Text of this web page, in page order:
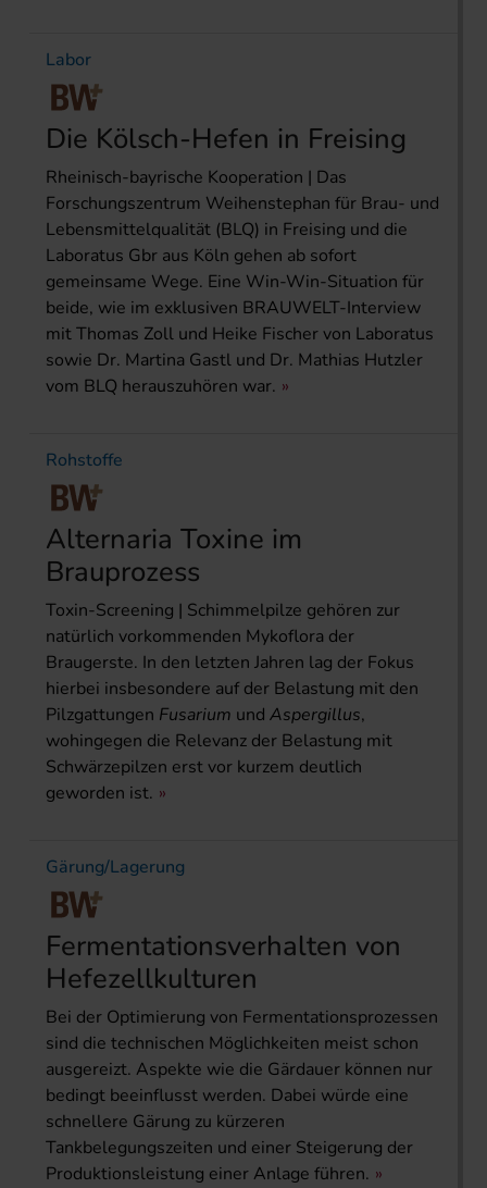
Labor
Die Kölsch-Hefen in Freising
Rheinisch-bayrische Kooperation | Das
Forschungszentrum Weihenstephan für Brau- und
Lebensmittelqualität (BLQ) in Freising und die
Laboratus Gbr aus Köln gehen ab sofort
gemeinsame Wege. Eine Win-Win-Situation für
beide, wie im exklusiven BRAUWELT-Interview
mit Thomas Zoll und Heike Fischer von Laboratus
sowie Dr. Martina Gastl und Dr. Mathias Hutzler
vom BLQ herauszuhören war.
Rohstoffe
Alternaria Toxine im
Brauprozess
Toxin-Screening | Schimmelpilze gehören zur
natürlich vorkommenden Mykoflora der
Braugerste. In den letzten Jahren lag der Fokus
hierbei insbesondere auf der Belastung mit den
Pilzgat­tungen Fusarium und Aspergillus,
wohingegen die Relevanz der Belastung mit
Schwärzepilzen erst vor kurzem deutlich
geworden ist.
Gärung/Lagerung
Fermentationsverhalten von
Hefezellkulturen
Bei der Optimierung von Fermentationsprozessen
sind die technischen Möglichkeiten meist schon
ausgereizt. Aspekte wie die Gärdauer können nur
bedingt beeinflusst werden. Dabei würde eine
schnellere Gärung zu kürzeren
Tankbelegungszeiten und einer Steigerung der
Produktionsleistung einer Anlage führen.